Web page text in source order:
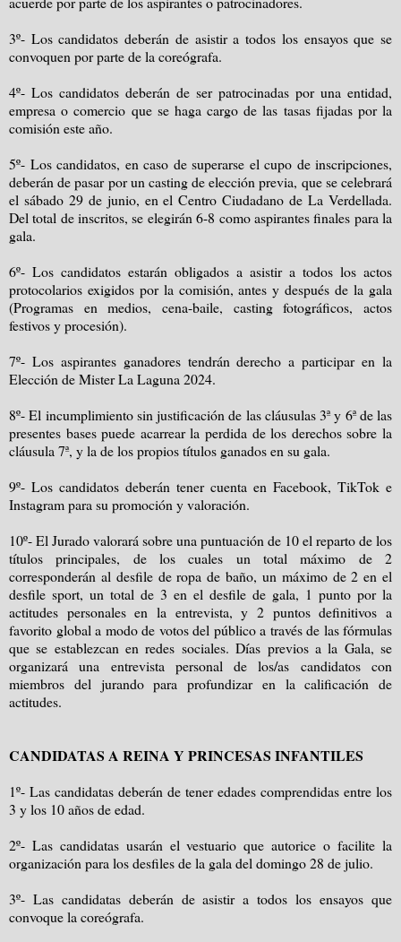
3º- Los candidatos deberán de asistir a todos los ensayos que se
convoquen por parte de la coreógrafa.
4º- Los candidatos deberán de ser patrocinadas por una entidad,
empresa o comercio que se haga cargo de las tasas fijadas por la
comisión este año.
5º- Los candidatos, en caso de superarse el cupo de inscripciones,
deberán de pasar por un casting de elección previa, que se celebrará
el sábado 29 de junio, en el Centro Ciudadano de La Verdellada.
Del total de inscritos, se elegirán 6-8 como aspirantes finales para la
gala.
6º- Los candidatos estarán obligados a asistir a todos los actos
protocolarios exigidos por la comisión, antes y después de la gala
(Programas en medios, cena-baile, casting fotográficos, actos
festivos y procesión).
7º- Los aspirantes ganadores tendrán derecho a participar en la
Elección de Mister La Laguna 2024.
8º- El incumplimiento sin justificación de las cláusulas 3ª y 6ª de las
presentes bases puede acarrear la perdida de los derechos sobre la
cláusula 7ª, y la de los propios títulos ganados en su gala.
9º- Los candidatos deberán tener cuenta en Facebook, TikTok e
Instagram para su promoción y valoración.
10º- El Jurado valorará sobre una puntuación de 10 el reparto de los
títulos principales, de los cuales un total máximo de 2
corresponderán al desfile de ropa de baño, un máximo de 2 en el
desfile sport, un total de 3 en el desfile de gala, 1 punto por la
actitudes personales en la entrevista, y 2 puntos definitivos a
favorito global a modo de votos del público a través de las fórmulas
que se establezcan en redes sociales. Días previos a la Gala, se
organizará una entrevista personal de los/as candidatos con
miembros del jurando para profundizar en la calificación de
actitudes.
CANDIDATAS A REINA Y PRINCESAS INFANTILES
1º- Las candidatas deberán de tener edades comprendidas entre los
3 y los 10 años de edad.
2º- Las candidatas usarán el vestuario que autorice o facilite la
organización para los desfiles de la gala del domingo 28 de julio.
3º- Las candidatas deberán de asistir a todos los ensayos que
convoque la coreógrafa.